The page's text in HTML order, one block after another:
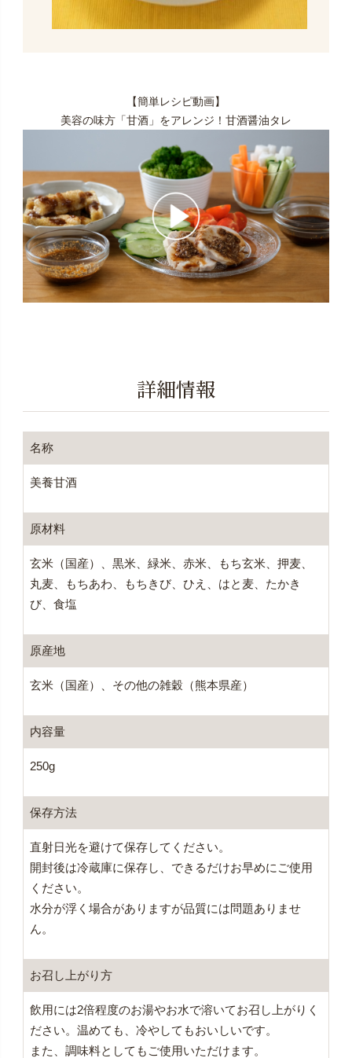
【簡単レシピ動画】
美容の味方「甘酒」をアレンジ！甘酒醤油タレ
詳細情報
名称
美養甘酒
原材料
玄米（国産）、黒米、緑米、赤米、もち玄米、押麦、
丸麦、もちあわ、もちきび、ひえ、はと麦、たかき
び、食塩
原産地
玄米（国産）、その他の雑穀（熊本県産）
内容量
250g
保存方法
直射日光を避けて保存してください。
開封後は冷蔵庫に保存し、できるだけお早めにご使用
ください。
水分が浮く場合がありますが品質には問題ありませ
ん。
お召し上がり方
飲用には2倍程度のお湯やお水で溶いてお召し上がりく
ださい。温めても、冷やしてもおいしいです。
また、調味料としてもご使用いただけます。